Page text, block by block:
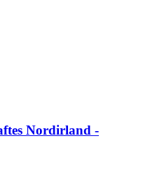
Nordirland -